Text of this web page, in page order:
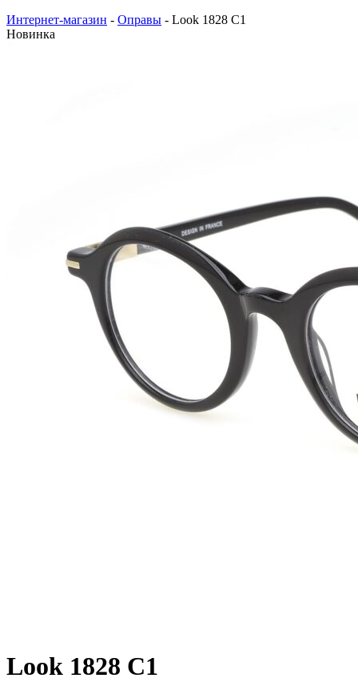
Интернет-магазин - Оправы - Look 1828 C1
Новинка
Look 1828 C1